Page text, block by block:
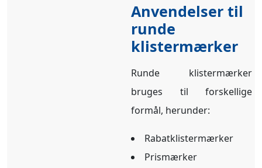
Anvendelser til
runde
klistermærker
Runde klistermærker
bruges til forskellige
formål, herunder:
Rabatklistermærker
Prismærker